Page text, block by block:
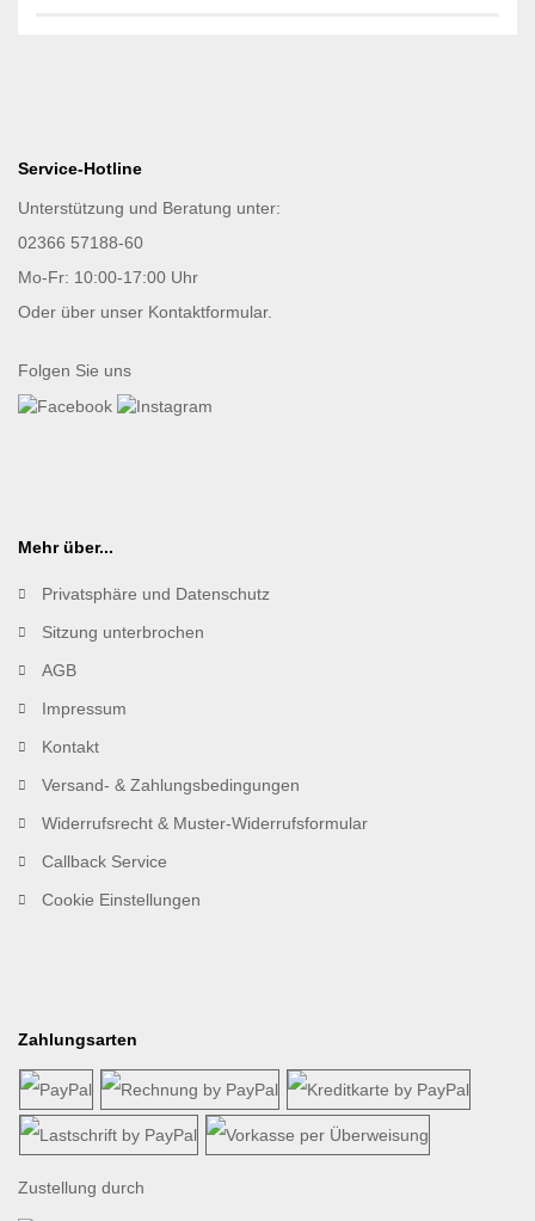
Service-Hotline
Unterstützung und Beratung unter:
02366 57188-60
Mo-Fr: 10:00-17:00 Uhr
Oder über unser Kontaktformular.
Folgen Sie uns
Mehr über...
Privatsphäre und Datenschutz
Sitzung unterbrochen
AGB
Impressum
Kontakt
Versand- & Zahlungsbedingungen
Widerrufsrecht & Muster-Widerrufsformular
Callback Service
Cookie Einstellungen
Zahlungsarten
Zustellung durch